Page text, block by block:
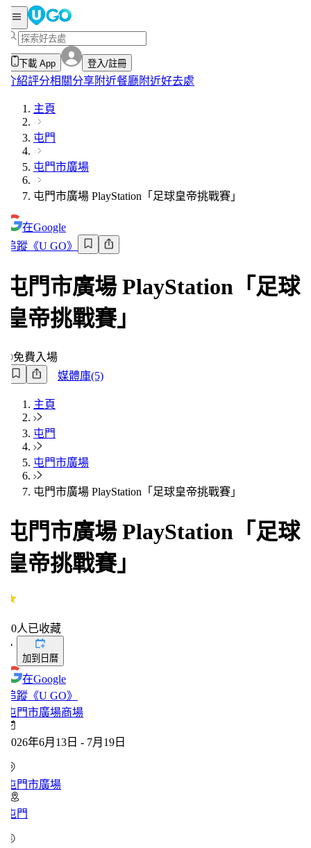
下載 App 登入/註冊
紹評分相關分享附近餐廳附近好去處
主頁
屯門
屯門市廣場
屯門市廣場 PlayStation「足球皇帝挑戰賽」
在Google
蹤《U GO》
門市廣場 PlayStation「足球
帝挑戰賽」
免費入場
媒體庫(5)
主頁
屯門
屯門市廣場
屯門市廣場 PlayStation「足球皇帝挑戰賽」
門市廣場 PlayStation「足球
帝挑戰賽」
人已收藏
加到日曆
在Google
蹤《U GO》
門市廣場商場
年6月13日 - 7月19日
門市廣場
門